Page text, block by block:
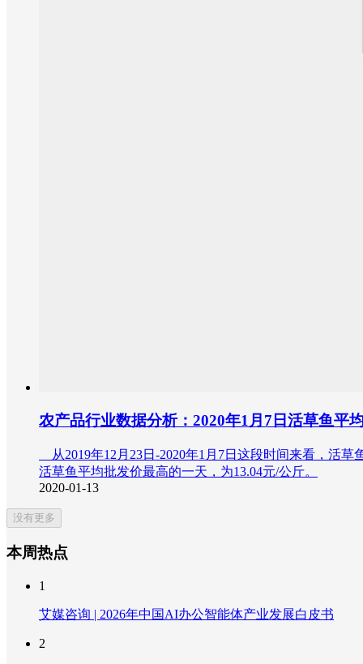
农产品行业数据分析：2020年1月7日活草鱼平
从2019年12月23日-2020年1月7日这段时间来看，活草
活草鱼平均批发价最高的一天，为13.04元/公斤。
2020-01-13
没有更多
本周热点
1
艾媒咨询 | 2026年中国AI办公智能体产业发展白皮书
2